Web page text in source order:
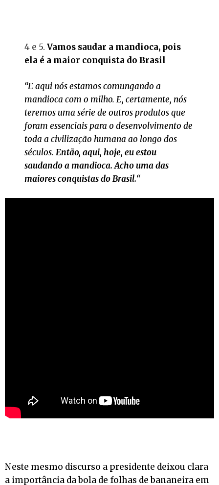
4 e 5. Vamos saudar a mandioca, pois
ela é a maior conquista do Brasil
“E aqui nós estamos comungando a
mandioca com o milho. E, certamente, nós
teremos uma série de outros produtos que
foram essenciais para o desenvolvimento de
toda a civilização humana ao longo dos
séculos. Então, aqui, hoje, eu estou
saudando a mandioca. Acho uma das
maiores conquistas do Brasil.“
Neste mesmo discurso a presidente deixou clara
a importância da bola de folhas de bananeira em